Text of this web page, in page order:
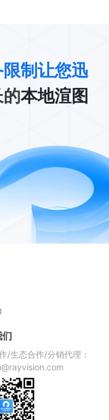
制让您迅
的本地渲图
/生态合作/分销代理：